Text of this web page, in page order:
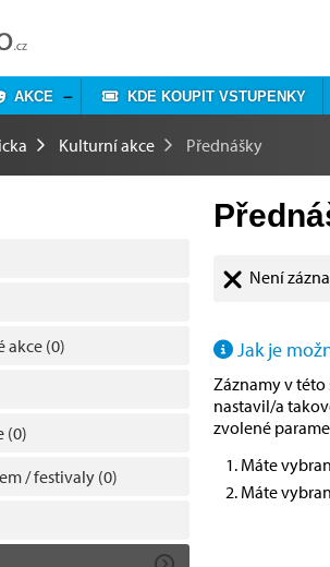
AKCE KDE KOUPIT VSTUPENKY
Kulturní akce Přednášky
akce (0)
(0)
/ festivaly (0)
Není
Jak je
Záznamy v
nastavil/a
zvolené
Máte
Máte